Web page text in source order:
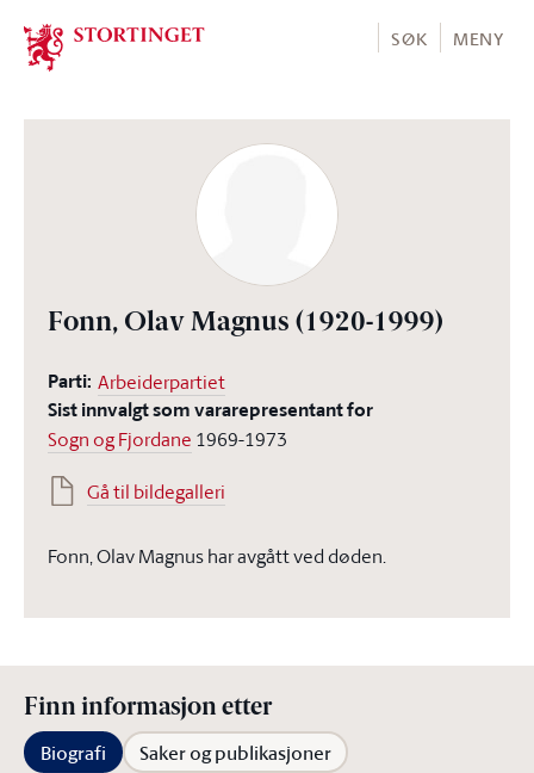
Stortinget.no
SØK MENY
Fonn, Olav Magnus (1920-1999)
Parti: Arbeiderpartiet
Sist innvalgt som vararepresentant for
Sogn og Fjordane 1969-1973
Gå til bildegalleri
Fonn, Olav Magnus har avgått ved døden.
Finn informasjon etter
Biografi Saker og publikasjoner